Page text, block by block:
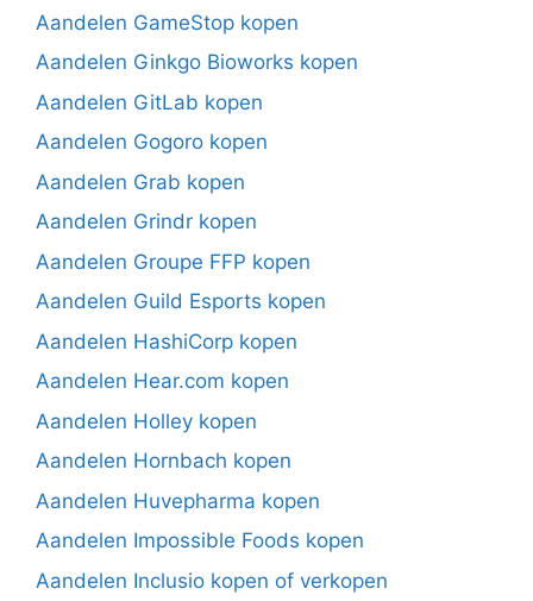
Aandelen GameStop kopen
Aandelen Ginkgo Bioworks kopen
Aandelen GitLab kopen
Aandelen Gogoro kopen
Aandelen Grab kopen
Aandelen Grindr kopen
Aandelen Groupe FFP kopen
Aandelen Guild Esports kopen
Aandelen HashiCorp kopen
Aandelen Hear.com kopen
Aandelen Holley kopen
Aandelen Hornbach kopen
Aandelen Huvepharma kopen
Aandelen Impossible Foods kopen
Aandelen Inclusio kopen of verkopen